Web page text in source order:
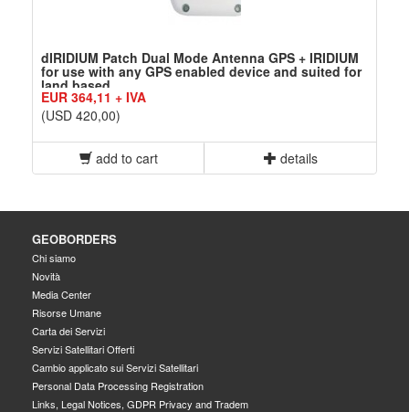
dIRIDIUM Patch Dual Mode Antenna GPS + IRIDIUM
for use with any GPS enabled device and suited for
land based
EUR 364,11 + IVA
(USD 420,00)
add to cart details
GEOBORDERS
Chi siamo
Novità
Media Center
Risorse Umane
Carta dei Servizi
Servizi Satellitari Offerti
Cambio applicato sui Servizi Satellitari
Personal Data Processing Registration
Links, Legal Notices, GDPR Privacy and Tradem